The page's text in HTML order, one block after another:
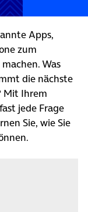
Apps,
zum
Was
die nächste
Mit Ihrem
jede Frage
Sie, wie Sie